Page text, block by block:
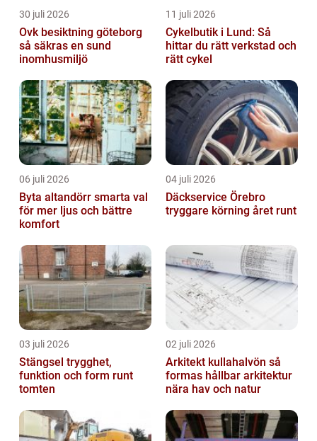
30 juli 2026
Ovk besiktning göteborg
så säkras en sund
inomhusmiljö
11 juli 2026
Cykelbutik i Lund: Så
hittar du rätt verkstad och
rätt cykel
06 juli 2026
Byta altandörr smarta val
för mer ljus och bättre
komfort
04 juli 2026
Däckservice Örebro
tryggare körning året runt
03 juli 2026
Stängsel trygghet,
funktion och form runt
tomten
02 juli 2026
Arkitekt kullahalvön så
formas hållbar arkitektur
nära hav och natur